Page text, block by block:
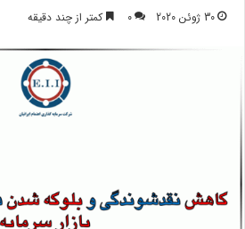
30 ژوئن 2020 0 کمتر از چند دقیقه